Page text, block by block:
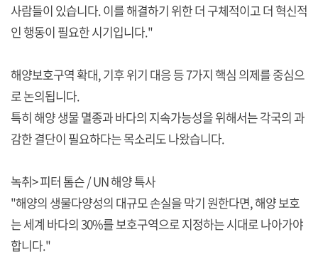
사람들이 있습니다. 이를 해결하기 위한 더 구체적이고 더 혁신적
인 행동이 필요한 시기입니다."
해양보호구역 확대, 기후 위기 대응 등 7가지 핵심 의제를 중심으
로 논의됩니다.
특히 해양 생물 멸종과 바다의 지속가능성을 위해서는 각국의 과
감한 결단이 필요하다는 목소리도 나왔습니다.
녹취> 피터 톰슨 / UN 해양 특사
"해양의 생물다양성의 대규모 손실을 막기 원한다면, 해양 보호
는 세계 바다의 30%를 보호구역으로 지정하는 시대로 나아가야
합니다."